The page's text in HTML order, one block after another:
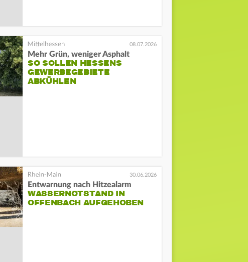
08.07.2026
Mehr Grün, weniger Asphalt
SO SOLLEN HESSENS
GEWERBEGEBIETE
ABKÜHLEN
30.06.2026
Entwarnung nach Hitzealarm
WASSERNOTSTAND IN
OFFENBACH AUFGEHOBEN